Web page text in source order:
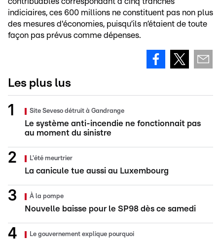
indiciaires, ces 600 millions ne constituent pas non plus
des mesures d'économies, puisqu’ils n’étaient de toute
façon pas prévus comme dépenses.
Les plus lus
Site Seveso détruit à Gandrange
Le système anti-incendie ne fonctionnait pas
au moment du sinistre
L'été meurtrier
La canicule tue aussi au Luxembourg
À la pompe
Nouvelle baisse pour le SP98 dès ce samedi
Le gouvernement explique pourquoi